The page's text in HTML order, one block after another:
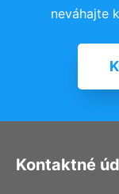
neváhajte
Kontaktné